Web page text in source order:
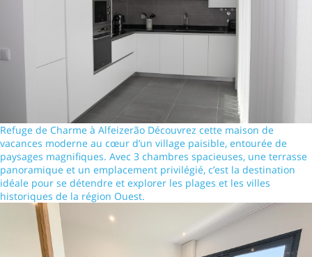
Refuge de Charme à Alfeizerão Découvrez cette maison de
vacances moderne au cœur d’un village paisible, entourée de
paysages magnifiques. Avec 3 chambres spacieuses, une terrasse
panoramique et un emplacement privilégié, c’est la destination
idéale pour se détendre et explorer les plages et les villes
historiques de la région Ouest.